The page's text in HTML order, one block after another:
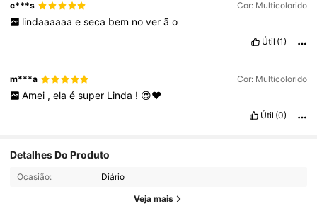
c***s Cor: Multicolorido
lindaaaaaa e seca bem no ver ã o
Útil (1)
m***a Cor: Multicolorido
Amei , ela é super Linda ! 😍❤️
Útil (0)
Detalhes Do Produto
Ocasião: Diário
Veja mais
4,88 1.2K Seguidores
1.2K Seguidores